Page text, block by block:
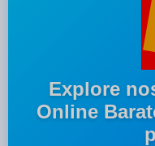
Explore
Online